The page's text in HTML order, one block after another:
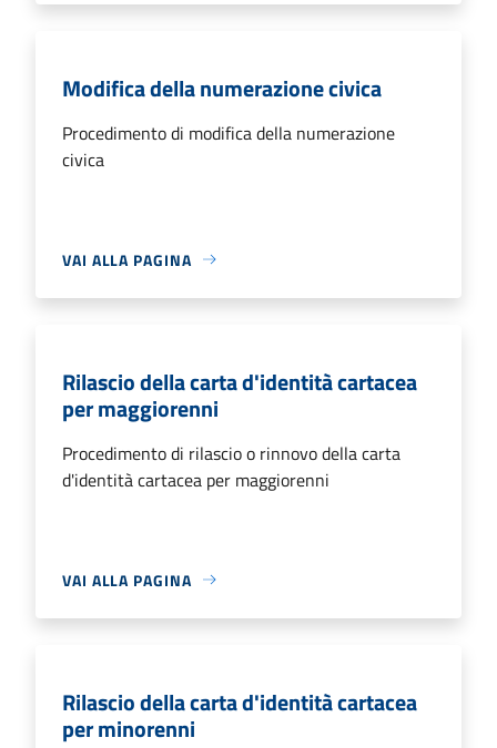
Modifica della numerazione civica
Procedimento di modifica della numerazione
civica
VAI ALLA PAGINA
Rilascio della carta d'identità cartacea
per maggiorenni
Procedimento di rilascio o rinnovo della carta
d'identità cartacea per maggiorenni
VAI ALLA PAGINA
Rilascio della carta d'identità cartacea
per minorenni